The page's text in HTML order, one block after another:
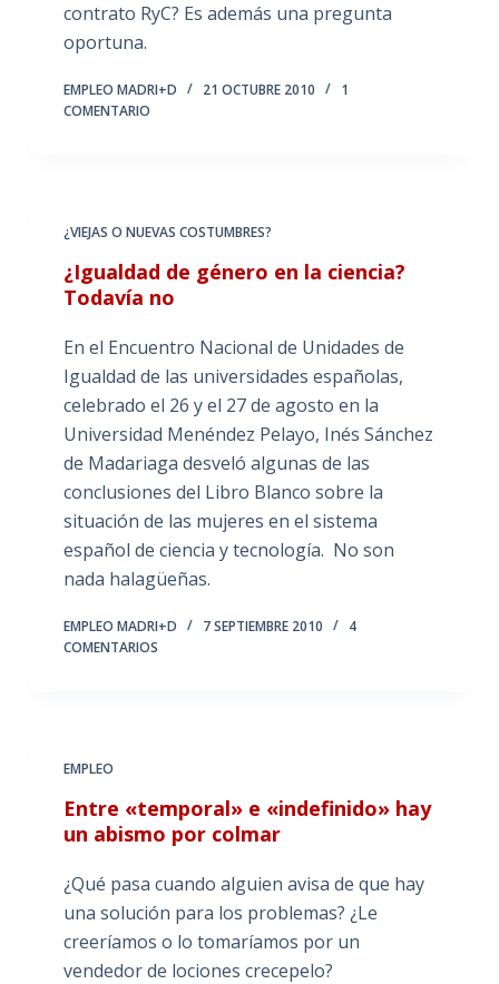
contrato RyC? Es además una pregunta
oportuna.
EMPLEO MADRI+D 21 OCTUBRE 2010
1
COMENTARIO
¿VIEJAS O NUEVAS COSTUMBRES?
¿Igualdad de género en la ciencia?
Todavía no
En el Encuentro Nacional de Unidades de
Igualdad de las universidades españolas,
celebrado el 26 y el 27 de agosto en la
Universidad Menéndez Pelayo, Inés Sánchez
de Madariaga desveló algunas de las
conclusiones del Libro Blanco sobre la
situación de las mujeres en el sistema
español de ciencia y tecnología. No son
nada halagüeñas.
EMPLEO MADRI+D 7 SEPTIEMBRE 2010
4
COMENTARIOS
EMPLEO
Entre «temporal» e «indefinido» hay
un abismo por colmar
¿Qué pasa cuando alguien avisa de que hay
una solución para los problemas? ¿Le
creeríamos o lo tomaríamos por un
vendedor de lociones crecepelo?